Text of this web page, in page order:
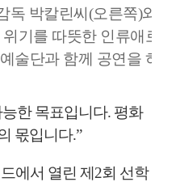
독 박칼린씨(오른쪽)와
기를 따뜻한 인류애로
술단과 함께 공연을 하
한 목표입니다. 평화
몫입니다.”
에서 열린 제2회 선학